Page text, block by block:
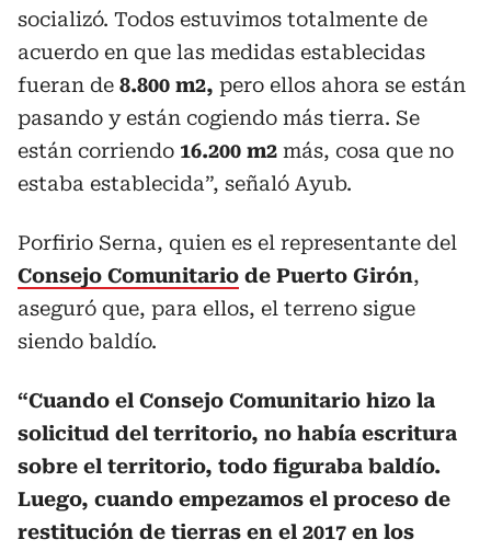
socializó. Todos estuvimos totalmente de
acuerdo en que las medidas establecidas
fueran de 8.800 m2, pero ellos ahora se están
pasando y están cogiendo más tierra. Se
están corriendo 16.200 m2 más, cosa que no
estaba establecida”, señaló Ayub.
Porfirio Serna, quien es el representante del
Consejo Comunitario de Puerto Girón,
aseguró que, para ellos, el terreno sigue
siendo baldío.
“Cuando el Consejo Comunitario hizo la
solicitud del territorio, no había escritura
sobre el territorio, todo figuraba baldío.
Luego, cuando empezamos el proceso de
restitución de tierras en el 2017 en los